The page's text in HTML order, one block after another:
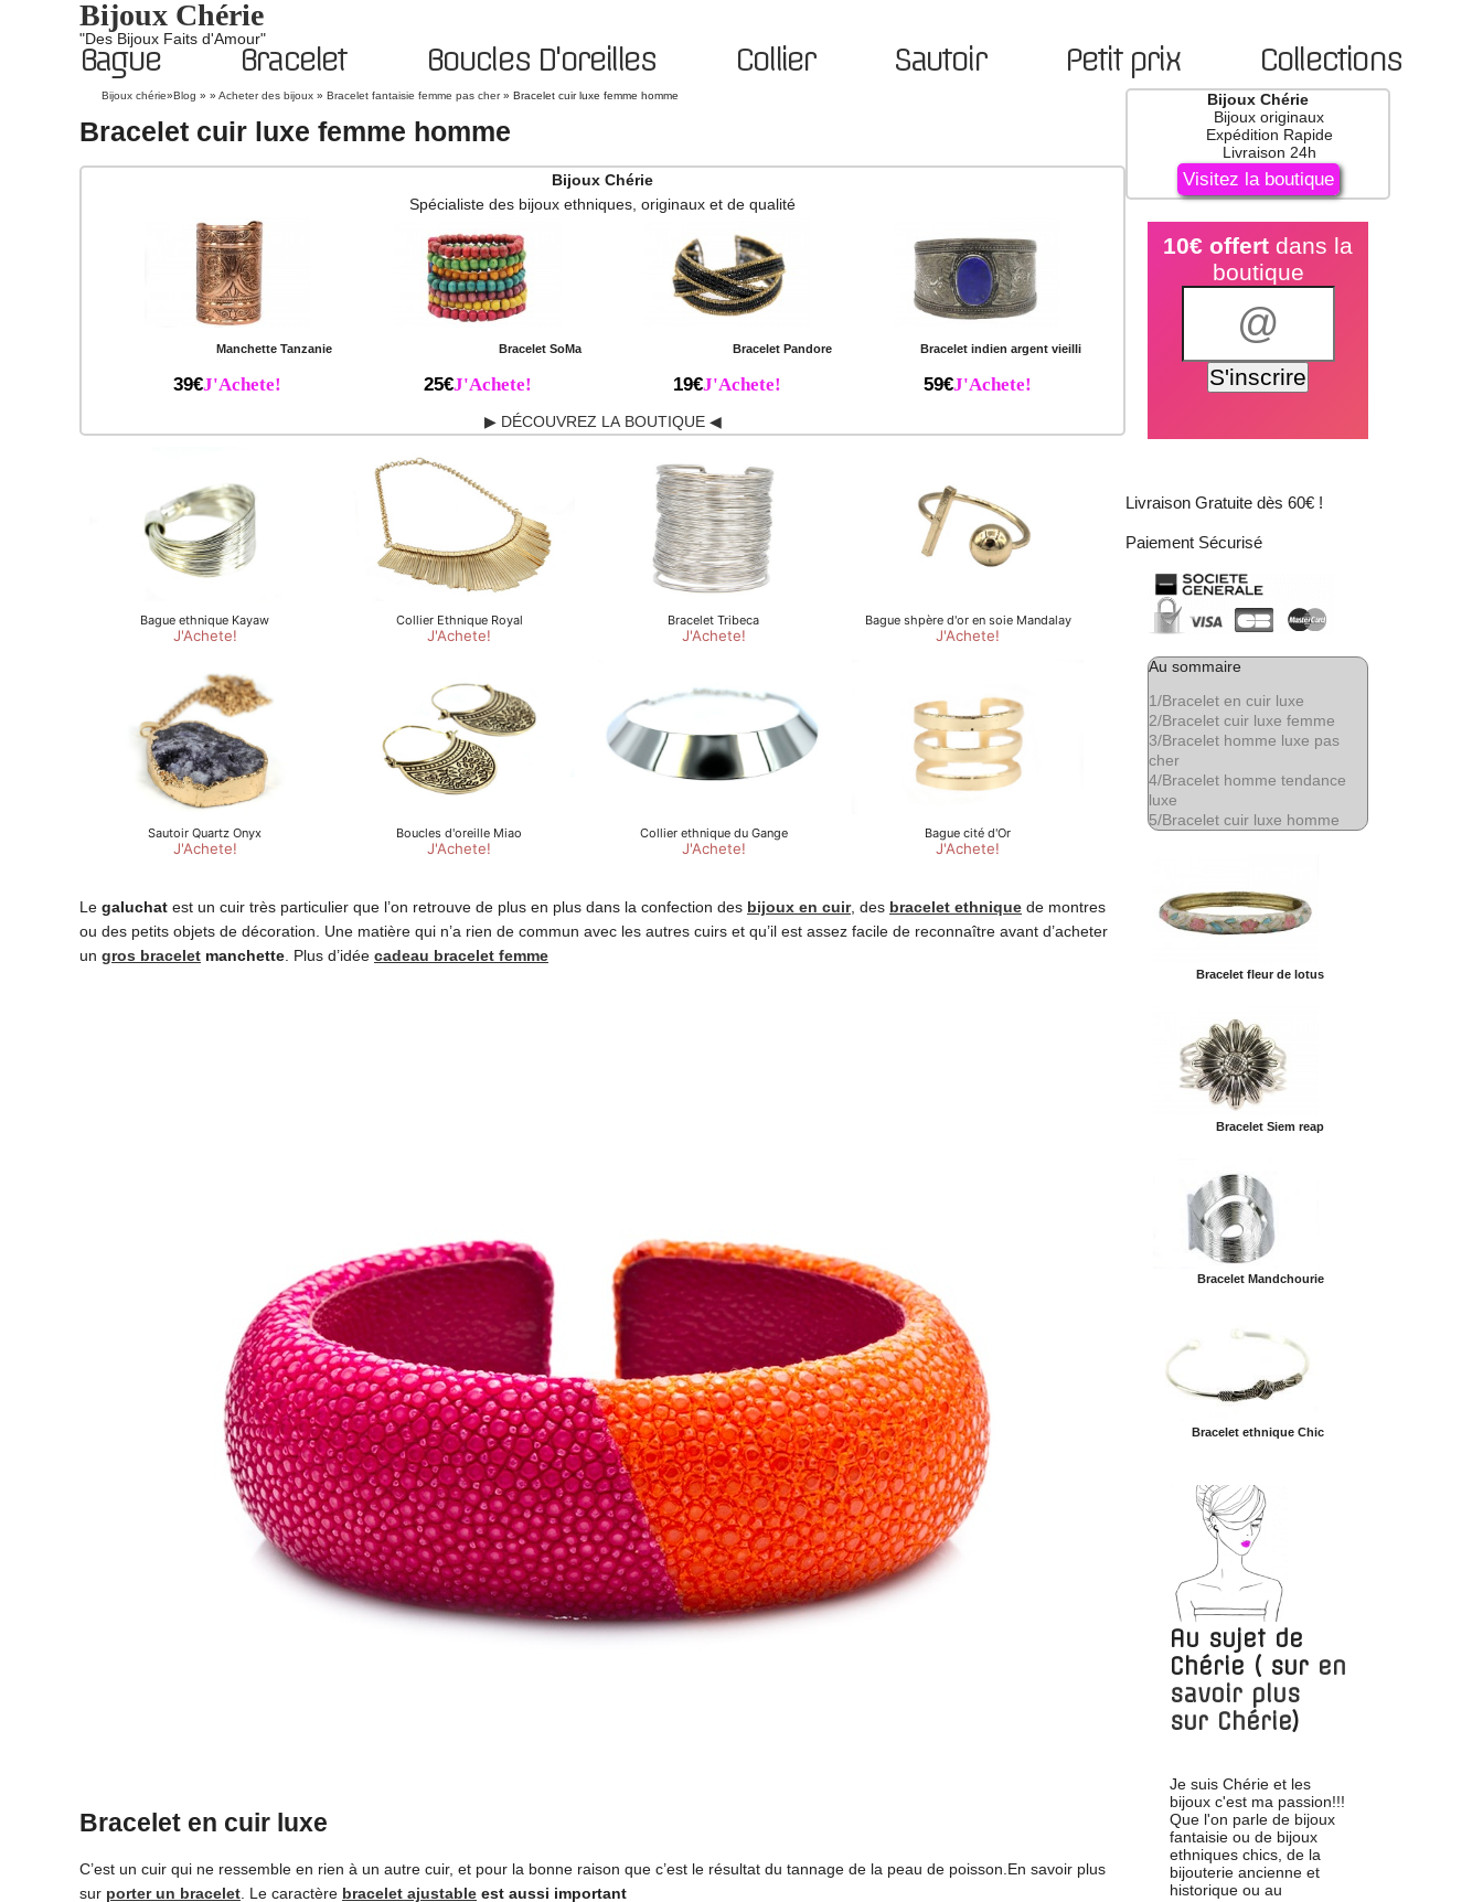
Bijoux Chérie
"Des Bijoux Faits d'Amour"
Bague Bracelet Boucles D'oreilles Collier Sautoir Petit prix Collections
Bijoux chérie»Blog » » Acheter des bijoux » Bracelet fantaisie femme pas cher » Bracelet cuir luxe femme homme
Bracelet cuir luxe femme homme
Bijoux Chérie
Spécialiste des bijoux ethniques, originaux et de qualité
Manchette Tanzanie
39€J'Achete!
Bracelet SoMa
25€J'Achete!
Bracelet Pandore
19€J'Achete!
Bracelet indien argent vieilli
59€J'Achete!
▶ DÉCOUVREZ LA BOUTIQUE ◀
Le galuchat est un cuir très particulier que l’on retrouve de plus en plus dans la confection des bijoux en cuir, des bracelet ethnique de montres
ou des petits objets de décoration. Une matière qui n’a rien de commun avec les autres cuirs et qu’il est assez facile de reconnaître avant d’acheter
un gros bracelet manchette. Plus d’idée cadeau bracelet femme
Bracelet en cuir luxe
C’est un cuir qui ne ressemble en rien à un autre cuir, et pour la bonne raison que c’est le résultat du tannage de la peau de poisson.En savoir plus
sur porter un bracelet. Le caractère bracelet ajustable est aussi important
Bijoux Chérie
Bijoux originaux
Expédition Rapide
Livraison 24h
Visitez la boutique
10€ offert dans la
boutique
Livraison Gratuite dès 60€ !
Paiement Sécurisé
Au sommaire
1/Bracelet en cuir luxe
2/Bracelet cuir luxe femme
3/Bracelet homme luxe pas
cher
4/Bracelet homme tendance
luxe
5/Bracelet cuir luxe homme
Bracelet fleur de lotus
Bracelet Siem reap
Bracelet Mandchourie
Bracelet ethnique Chic
Au sujet de
Chérie ( sur en
savoir plus
sur Chérie)
Je suis Chérie et les
bijoux c'est ma passion!!!
Que l'on parle de bijoux
fantaisie ou de bijoux
ethniques chics, de la
bijouterie ancienne et
historique ou au